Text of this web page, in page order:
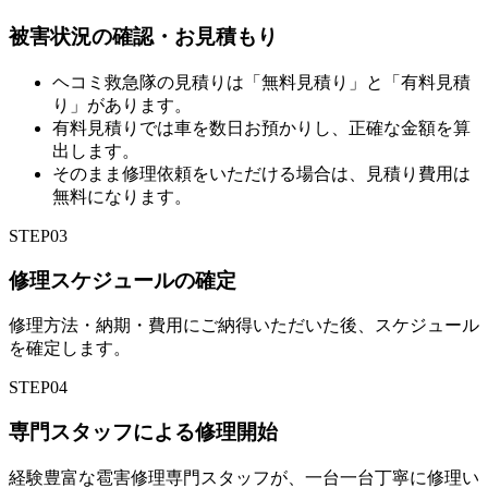
被害状況の確認・お見積もり
ヘコミ救急隊の見積りは「無料見積り」と「有料見積
り」があります。
有料見積りでは車を数日お預かりし、正確な金額を算
出します。
そのまま修理依頼をいただける場合は、見積り費用は
無料になります。
STEP03
修理スケジュールの確定
修理方法・納期・費用にご納得いただいた後、スケジュール
を確定します。
STEP04
専門スタッフによる修理開始
経験豊富な雹害修理専門スタッフが、一台一台丁寧に修理い